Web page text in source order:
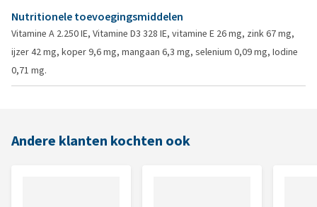
Nutritionele toevoegingsmiddelen
Vitamine A 2.250 IE, Vitamine D3 328 IE, vitamine E 26 mg, zink 67 mg,
ijzer 42 mg, koper 9,6 mg, mangaan 6,3 mg, selenium 0,09 mg, Iodine
0,71 mg.
Andere klanten kochten ook